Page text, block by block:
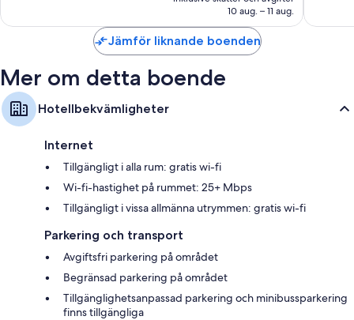
1 363 kr
10 aug. – 11 aug.
Jämför liknande boenden
Mer om detta boende
Hotellbekvämligheter
Internet
Tillgängligt i alla rum: gratis wi-fi
Wi-fi-hastighet på rummet: 25+ Mbps
Tillgängligt i vissa allmänna utrymmen: gratis wi-fi
Parkering och transport
Avgiftsfri parkering på området
Begränsad parkering på området
Tillgänglighetsanpassad parkering och minibussparkering
finns tillgängliga